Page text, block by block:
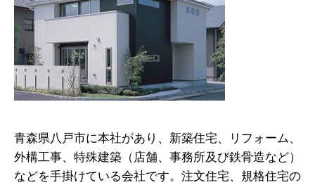
青森県八戸市に本社があり、新築住宅、リフォーム、
外構工事、特殊建築（店舗、事務所及び鉄骨造など）
などを手掛けている会社です。注文住宅、規格住宅の